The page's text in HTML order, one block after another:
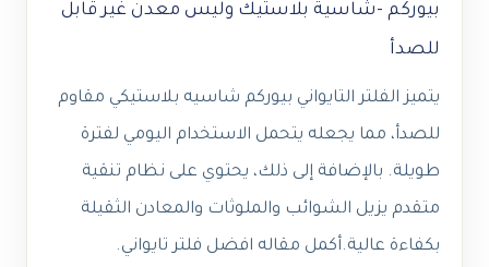
بيوركم -شاسية بلاستيك وليس معدن غير قابل
للصدأ
يتميز الفلتر التايواني بيوركم شاسيه بلاستيكي مقاوم
للصدأ، مما يجعله يتحمل الاستخدام اليومي لفترة
طويلة. بالإضافة إلى ذلك، يحتوي على نظام تنقية
متقدم يزيل الشوائب والملوثات والمعادن الثقيلة
بكفاءة عالية.أكمل مقاله افضل فلتر تايواني.